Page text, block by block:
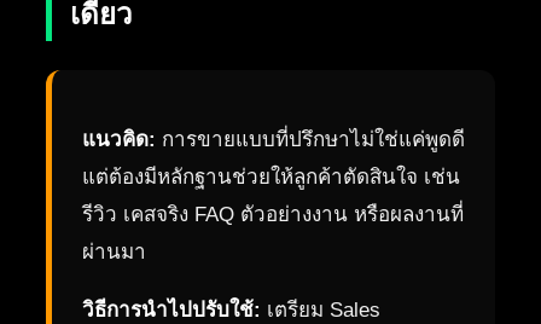
เดียว
แนวคิด: การขายแบบที่ปรึกษาไม่ใช่แค่พูดดี
แต่ต้องมีหลักฐานช่วยให้ลูกค้าตัดสินใจ เช่น
รีวิว เคสจริง FAQ ตัวอย่างงาน หรือผลงานที่
ผ่านมา
วิธีการนำไปปรับใช้: เตรียม Sales